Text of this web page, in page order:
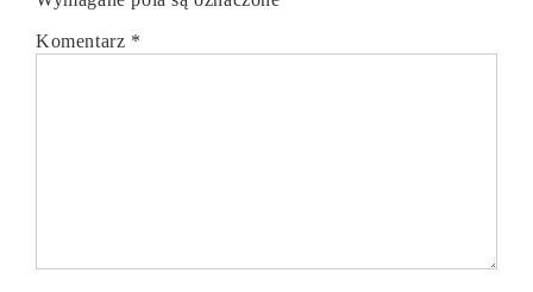
Komentarz *